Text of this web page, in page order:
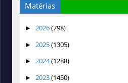
Matérias
► 2026(798)
► 2025(1305)
► 2024(1288)
► 2023(1450)